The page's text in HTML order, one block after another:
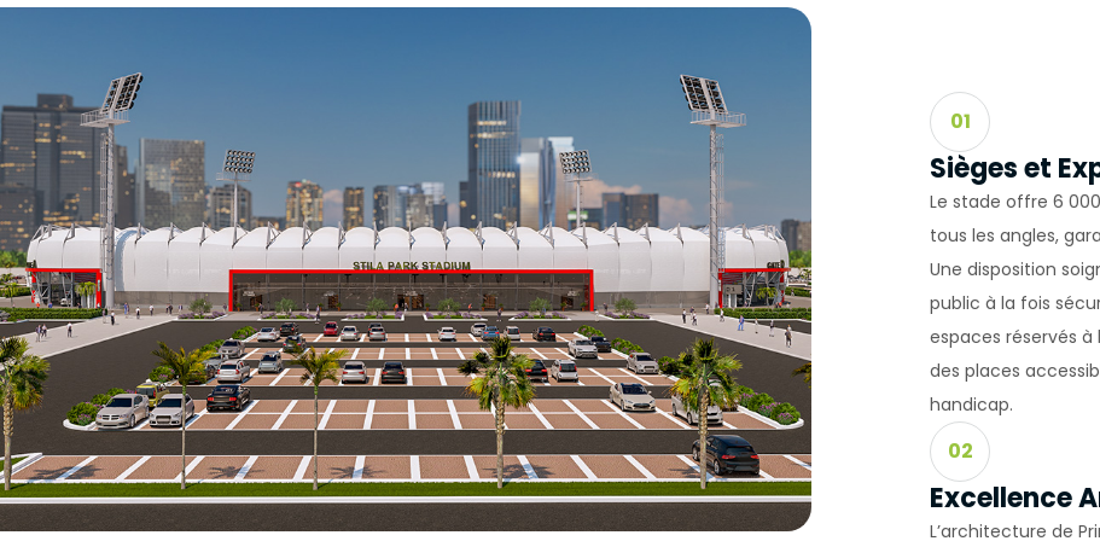
01
Sièges et
Le stade offre 6
tous les angles,
Une disposition
public à la fois
espaces réservés
des places
handicap.
02
Excellence
L’architecture de
Yayınların Düzenlenmesine Dair Usul ve Esaslar Hakkında Yönetmelik’ten
3.İNTERNET SİTEMİZDE KULLANILAN ÇEREZ TÜRLERİ
3.1.Oturum Çerezleri
Oturum çerezlerini ziyaretinizi süresince internet sitesinin düzgün bir şekilde
çalışmasının teminini sağlamaktadır. Sitelerimizin ve sizin, ziyaretinizde
sürekliliğini sağlamak gibi amaçlarla kullanılırlar. Oturum çerezleri geçici
tarayıcınızı kapatıp sitemize tekrar geldiğinizde silinir, kalıcı değillerdir.
3.2.Kalıcı Çerezler
Bu tür çerezler tercihlerinizi hatırlamak için kullanılır ve tarayıcılar vasıtasıyla
depolanır Kalıcı çerezler, sitemizi ziyaret ettiğiniz tarayıcınızı kapattıktan veya
bilgisayarınızı yeniden başlattıktan sonra bile saklı kalır. Tarayıcınızın ayarlarından
silinene kadar bu çerezler tarayıcınızın alt klasörlerinde tutulurlar.
Kalıcı çerezlerin bazı türleri; İnternet Sitesini kullanım amacınız gibi hususlar göz
bulundurarak sizlere özel öneriler sunulması için kullanılabilmektedir.
Kalıcı çerezler sayesinde İnternet Sitemizi aynı cihazla tekrardan ziyaret etmeniz
durumunda, cihazınızda İnternet Sitemiz tarafından oluşturulmuş bir çerez olup
olmadığı kontrol edilir ve var ise, sizin siteyi daha önce ziyaret ettiğiniz anlaşılır
iletilecek içerik bu doğrultuda belirlenir ve böylelikle sizlere daha iyi bir hizmet